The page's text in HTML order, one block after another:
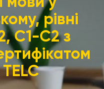
рівні
С1-С2 з